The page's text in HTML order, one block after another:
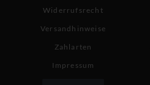
Widerrufsrecht
Versandhinweise
Zahlarten
Impressum